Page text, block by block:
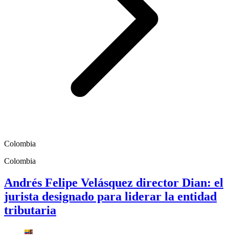
Colombia
Colombia
Andrés Felipe Velásquez director Dian: el
jurista designado para liderar la entidad
tributaria